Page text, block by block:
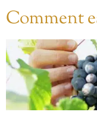
Comment